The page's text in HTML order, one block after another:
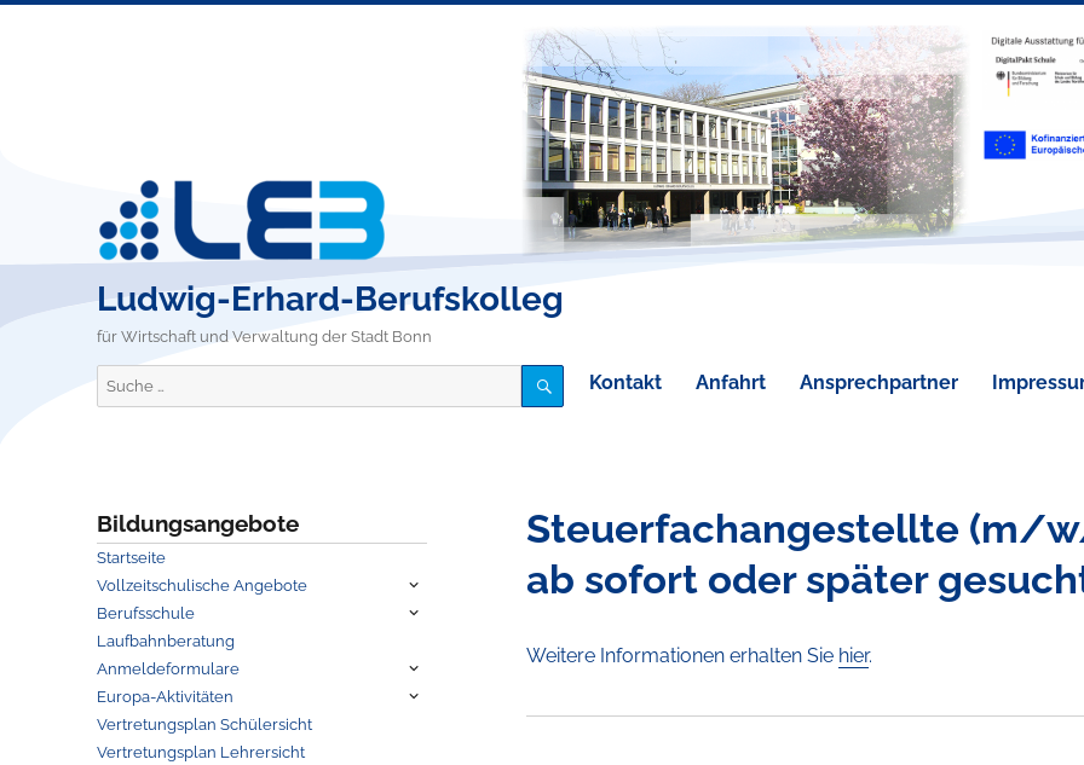
Ludwig-Erhard-Berufskolleg
für Wirtschaft und Verwaltung der Stadt Bonn
Suche
nach:
Kontakt Anfahrt Ansprechpartner
Bildungsangebote
Startseite
Vollzeitschulische Angebote
Untermenü
Berufsschule
Untermenü
Laufbahnberatung
Anmeldeformulare
Untermenü
Europa-Aktivitäten
Untermenü
Vertretungsplan Schülersicht
Vertretungsplan Lehrersicht
Steuerfachangestellte (m/
ab sofort oder später
Weitere Informationen erhalten Sie hier.